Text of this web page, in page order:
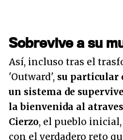
Sobrevive a su
Así, incluso tras el
'Outward', su particular
un sistema de
la bienvenida al
Cierzo, el pueblo
con el verdadero reto